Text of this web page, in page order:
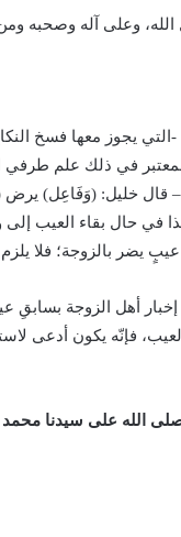
وعلى آله وصحبه ومن
يجوز معها فسخ
في ذلك علم طرفي
قال خليل: (وَفَاعِل) يرض
بِالْعَيْبِ” [التوضيح: 107/4]، هذا
يضر بالزوجة؛ فلا
إخبار أهل الزوجة
فإنّه يكون أدعى
الله على سيدنا